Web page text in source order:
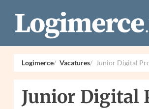
Logimerce Vacatures Junior Digital
Junior Digital